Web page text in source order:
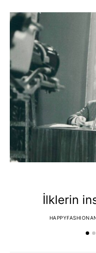
İlklerin